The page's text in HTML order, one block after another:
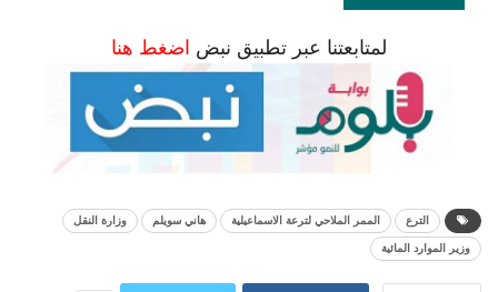
لمتابعتنا عبر تطبيق نبض اضغط هنا
الترع الممر الملاحي لترعة الاسماعيلية هاني سويلم وزارة النقل
وزير الموارد المائية